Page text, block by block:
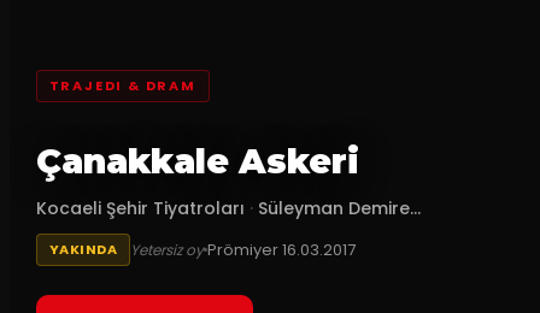
TRAJEDI & DRAM
Çanakkale Askeri
Kocaeli Şehir Tiyatroları · Süleyman Demire...
YAKINDA Yetersiz oyPrömiyer16.03.2017